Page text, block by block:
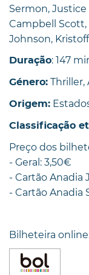
Sermon, Justice
Campbell Scott,
Johnson,
Duração: 147
Género: Thriller,
Origem:
Classificação
Preço dos
- Geral: 3,50€
- Cartão Anadia
- Cartão Anadia
Bilheteira